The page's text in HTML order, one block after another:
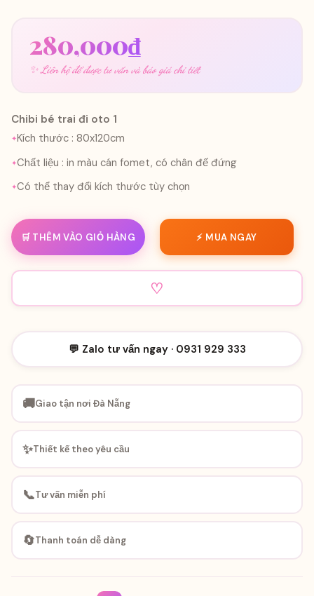
280,000₫
✨ Liên hệ để được tư vấn và báo giá chi tiết
Chibi bé trai đi oto 1
Kích thước : 80x120cm
Chất liệu : in màu cán fomet, có chân đế đứng
Có thể thay đổi kích thước tùy chọn
🛒 THÊM VÀO GIỎ HÀNG ⚡ MUA NGAY
♡
💬 Zalo tư vấn ngay · 0931 929 333
🚚Giao tận nơi Đà Nẵng
✨Thiết kế theo yêu cầu
📞Tư vấn miễn phí
🔄Thanh toán dễ dàng